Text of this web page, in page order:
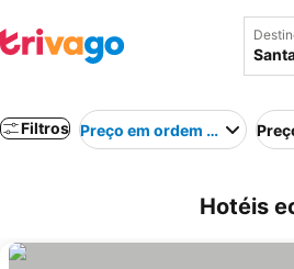
Filtros Preço em ordem crescente
Hotéis